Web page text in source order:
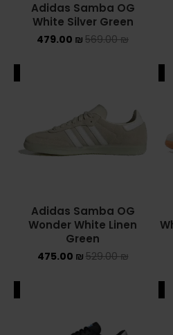
Adidas Samba OG
White Silver Green
569.00₪
479.00 ₪
Adidas Samba OG
Wonder White Linen
Green
529.00₪
475.00 ₪